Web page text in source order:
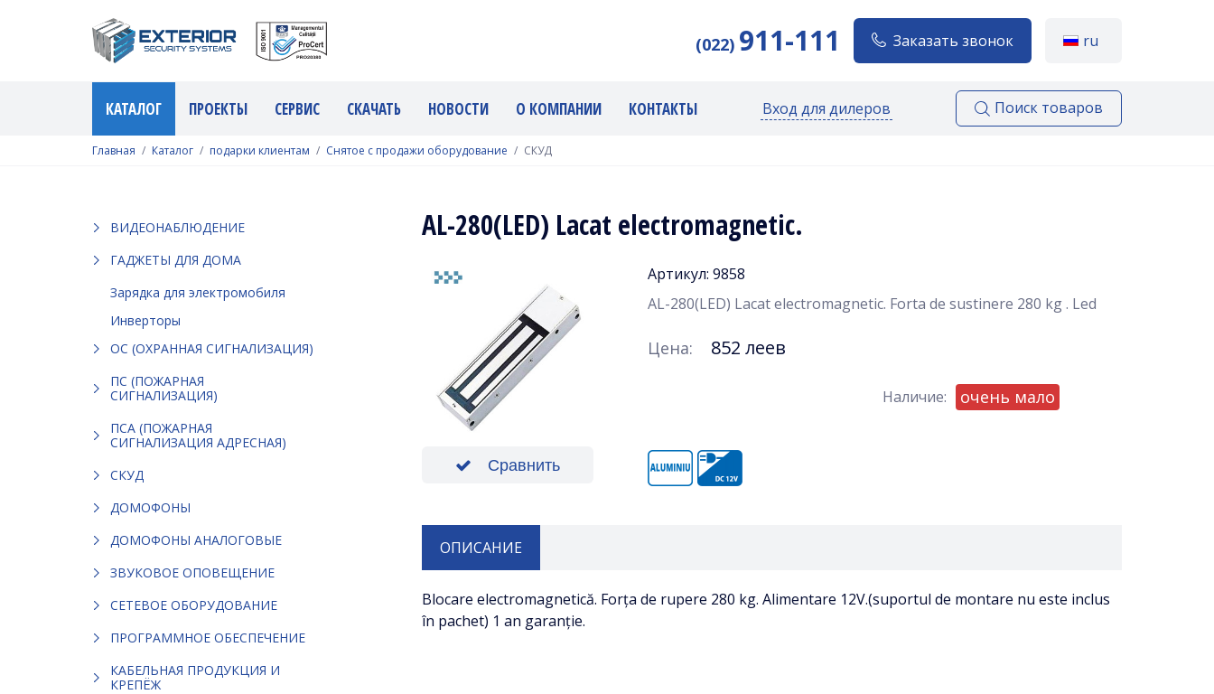
(022) 911-111 Заказать звонок ru
КАТАЛОГ ПРОЕКТЫ СЕРВИС СКАЧАТЬ НОВОСТИ О КОМПАНИИ КОНТАКТЫ Вход для дилеров Поиск товаров
Главная Каталог подарки клиентам Снятое с продажи оборудование СКУД
ВИДЕОНАБЛЮДЕНИЕ
ГАДЖЕТЫ ДЛЯ ДОМА
Зарядка для электромобиля
Инверторы
ОС (ОХРАННАЯ СИГНАЛИЗАЦИЯ)
ПС (ПОЖАРНАЯ
СИГНАЛИЗАЦИЯ)
ПСА (ПОЖАРНАЯ
СИГНАЛИЗАЦИЯ АДРЕСНАЯ)
СКУД
ДОМОФОНЫ
ДОМОФОНЫ АНАЛОГОВЫЕ
ЗВУКОВОЕ ОПОВЕЩЕНИЕ
СЕТЕВОЕ ОБОРУДОВАНИЕ
ПРОГРАММНОЕ ОБЕСПЕЧЕНИЕ
КАБЕЛЬНАЯ ПРОДУКЦИЯ И
КРЕПЁЖ
AL-280(LED) Lacat electromagnetic.
Сравнить
Артикул: 9858
AL-280(LED) Lacat electromagnetic. Forta de sustinere 280 kg . Led
Цена: 852 леев
Наличие: очень мало
ОПИСАНИЕ
Blocare electromagnetică. Forța de rupere 280 kg. Alimentare 12V.(suportul de montare nu este inclus
în pachet) 1 an garanție.